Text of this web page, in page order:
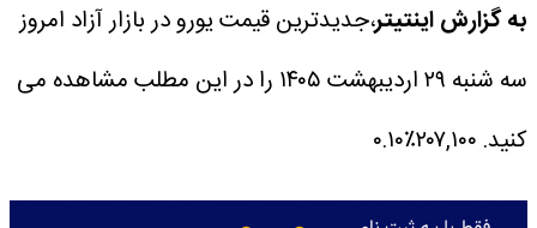
به گزارش اینتیتر،‌جدیدترین قیمت یورو در بازار آزاد امروز
سه شنبه ۲۹ اردیبهشت ۱۴۰۵ را در این مطلب مشاهده می
کنید. ۲۰۷,۱۰۰٪۰.۱۰